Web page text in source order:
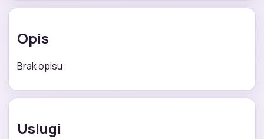
Opis
Brak opisu
Uslugi